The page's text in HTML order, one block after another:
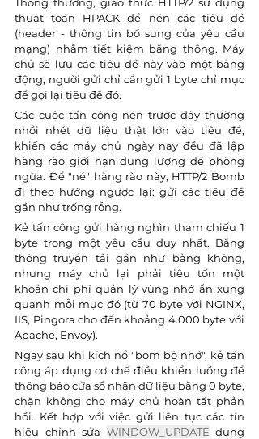
thuật toán HPACK để nén các tiêu đề
(header - thông tin bổ sung của yêu cầu
mạng) nhằm tiết kiệm băng thông. Máy
chủ sẽ lưu các tiêu đề này vào một bảng
động; người gửi chỉ cần gửi 1 byte chỉ mục
để gọi lại tiêu đề đó.
Các cuộc tấn công nén trước đây thường
nhồi nhét dữ liệu thật lớn vào tiêu đề,
khiến các máy chủ ngày nay đều đã lập
hàng rào giới hạn dung lượng để phòng
ngừa. Để "né" hàng rào này, HTTP/2 Bomb
đi theo hướng ngược lại: gửi các tiêu đề
gần như trống rỗng.
Kẻ tấn công gửi hàng nghìn tham chiếu 1
byte trong một yêu cầu duy nhất. Băng
thông truyền tải gần như bằng không,
nhưng máy chủ lại phải tiêu tốn một
khoản chi phí quản lý vùng nhớ ẩn xung
quanh mỗi mục đó (từ 70 byte với NGINX,
IIS, Pingora cho đến khoảng 4.000 byte với
Apache, Envoy).
Ngay sau khi kích nổ "bom bộ nhớ", kẻ tấn
công áp dụng cơ chế điều khiển luồng để
thông báo cửa sổ nhận dữ liệu bằng 0 byte,
chặn không cho máy chủ hoàn tất phản
hồi. Kết hợp với việc gửi liên tục các tín
hiệu chỉnh sửa WINDOW_UPDATE dung